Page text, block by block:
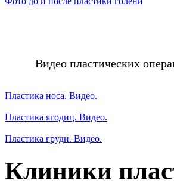
Видео пластических
Пластика носа. Видео.
Пластика ягодиц. Видео.
Пластика груди. Видео.
Клиники